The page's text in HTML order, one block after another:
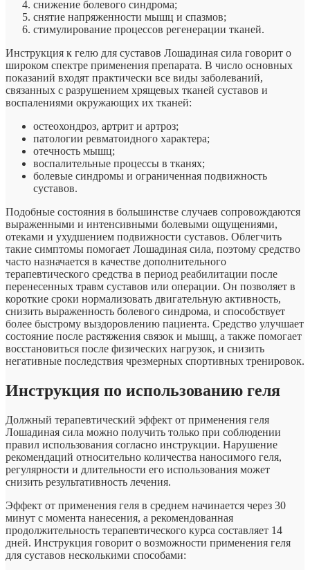
снижение болевого синдрома;
снятие напряженности мышц и спазмов;
стимулирование процессов регенерации тканей.
Инструкция к гелю для суставов Лошадиная сила говорит о
широком спектре применения препарата. В число основных
показаний входят практически все виды заболеваний,
связанных с разрушением хрящевых тканей суставов и
воспалениями окружающих их тканей:
остеохондроз, артрит и артроз;
патологии ревматоидного характера;
отечность мышц;
воспалительные процессы в тканях;
болевые синдромы и ограниченная подвижность
суставов.
Подобные состояния в большинстве случаев сопровождаются
выраженными и интенсивными болевыми ощущениями,
отеками и ухудшением подвижности суставов. Облегчить
такие симптомы помогает Лошадиная сила, поэтому средство
часто назначается в качестве дополнительного
терапевтического средства в период реабилитации после
перенесенных травм суставов или операции. Он позволяет в
короткие сроки нормализовать двигательную активность,
снизить выраженность болевого синдрома, и способствует
более быстрому выздоровлению пациента. Средство улучшает
состояние после растяжения связок и мышц, а также помогает
восстановиться после физических нагрузок, и снизить
негативные последствия чрезмерных спортивных тренировок.
Инструкция по использованию геля
Должный терапевтический эффект от применения геля
Лошадиная сила можно получить только при соблюдении
правил использования согласно инструкции. Нарушение
рекомендаций относительно количества наносимого геля,
регулярности и длительности его использования может
снизить результативность лечения.
Эффект от применения геля в среднем начинается через 30
минут с момента нанесения, а рекомендованная
продолжительность терапевтического курса составляет 14
дней. Инструкция говорит о возможности применения геля
для суставов несколькими способами: